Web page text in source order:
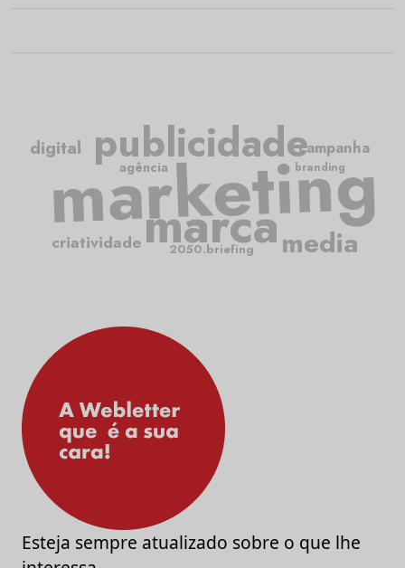
marketing
publicidade
marca
criatividade
campanha
media
agência
digital
2050.briefing
branding
Esteja sempre atualizado sobre o que lhe